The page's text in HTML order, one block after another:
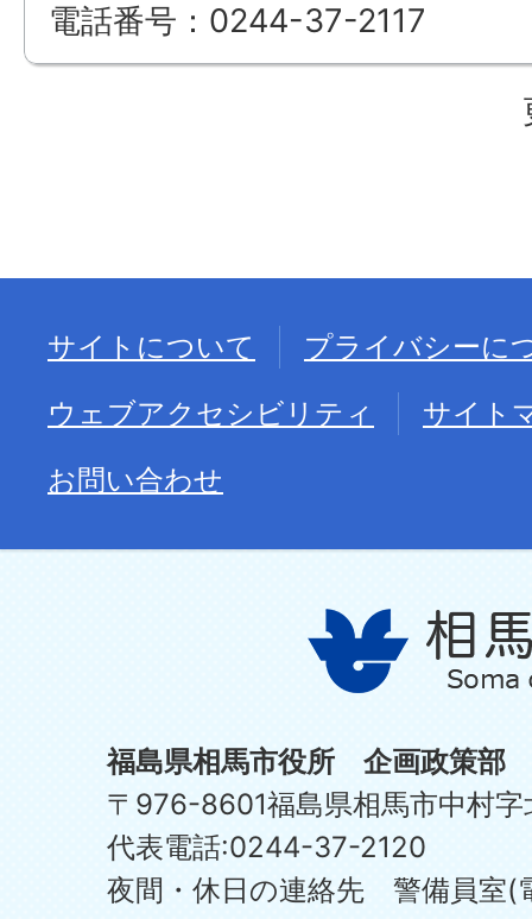
電話番号：0244-37-2117
サイトについて
プライバシーに
ウェブアクセシビリティ
サイト
お問い合わせ
福島県相馬市役所 企画政策部
〒976-8601福島県相馬市中村
代表電話:0244-37-2120
夜間・休日の連絡先 警備員室